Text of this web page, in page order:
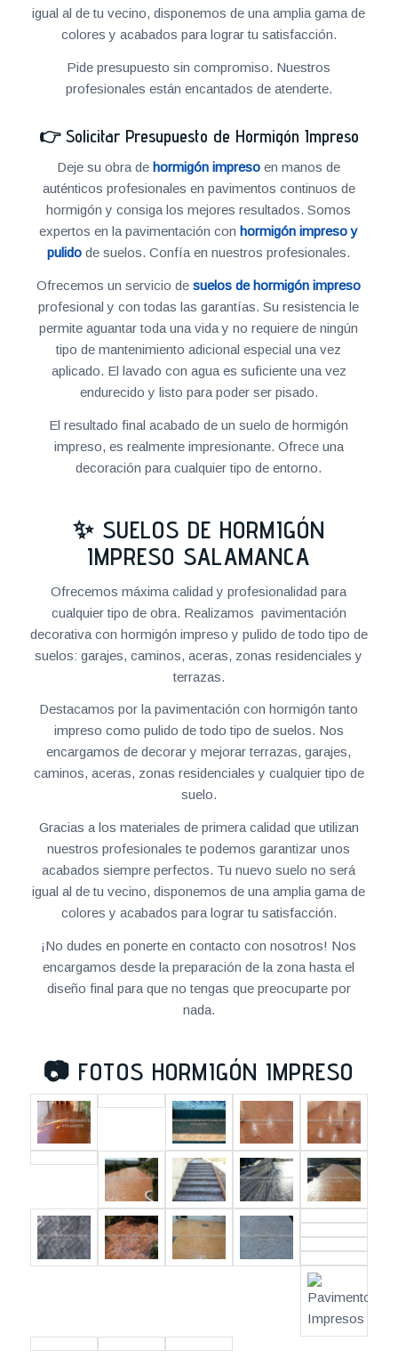
igual al de tu vecino, disponemos de una amplia gama de
colores y acabados para lograr tu satisfacción.
Pide presupuesto sin compromiso. Nuestros
profesionales están encantados de atenderte.
👉 Solicitar Presupuesto de Hormigón Impreso
Deje su obra dehormigón impreso en manos de
auténticos profesionales en pavimentos continuos de
hormigón y consiga los mejores resultados. Somos
expertos en la pavimentación conhormigón impreso y
pulido de suelos. Confía en nuestros profesionales.
Ofrecemos un servicio desuelos de hormigón impreso
profesional y con todas las garantías. Su resistencia le
permite aguantar toda una vida y no requiere de ningún
tipo de mantenimiento adicional especial una vez
aplicado. El lavado con agua es suficiente una vez
endurecido y listo para poder ser pisado.
El resultado final acabado de un suelo de hormigón
impreso, es realmente impresionante. Ofrece una
decoración para cualquier tipo de entorno.
✨ SUELOS DE HORMIGÓN
IMPRESO SALAMANCA
Ofrecemos máxima calidad y profesionalidad para
cualquier tipo de obra. Realizamos pavimentación
decorativa con hormigón impreso y pulido de todo tipo de
suelos: garajes, caminos, aceras, zonas residenciales y
terrazas.
Destacamos por la pavimentación con hormigón tanto
impreso como pulido de todo tipo de suelos. Nos
encargamos de decorar y mejorar terrazas, garajes,
caminos, aceras, zonas residenciales y cualquier tipo de
suelo.
Gracias a los materiales de primera calidad que utilizan
nuestros profesionales te podemos garantizar unos
acabados siempre perfectos. Tu nuevo suelo no será
igual al de tu vecino, disponemos de una amplia gama de
colores y acabados para lograr tu satisfacción.
¡No dudes en ponerte en contacto con nosotros! Nos
encargamos desde la preparación de la zona hasta el
diseño final para que no tengas que preocuparte por
nada.
📷 FOTOS HORMIGÓN IMPRESO